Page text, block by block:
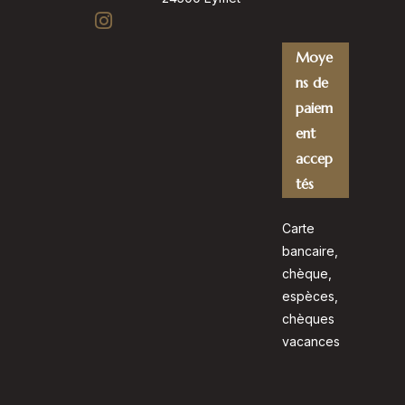
Moye
ns de
paiem
ent
accep
tés
Carte
bancaire,
chèque,
espèces,
chèques
vacances